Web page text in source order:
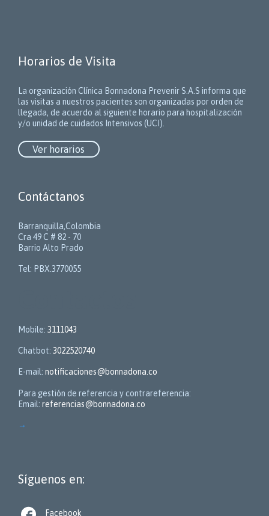
Horarios de Visita
La organización Clínica Bonnadona Prevenir S.A.S informa que
las visitas a nuestros pacientes son organizadas por orden de
llegada, de acuerdo al siguiente horario para hospitalización
y/o unidad de cuidados Intensivos (UCI).
Ver horarios
Contáctanos
Barranquilla,Colombia
Cra 49 C # 82 - 70
Barrio Alto Prado
Tel: PBX.3770055
Mobile: 3111043
Chatbot: 3022520740
E-mail: notificaciones@bonnadona.co
Para gestión de referencia y contrareferencia:
Email: referencias@bonnadona.co
→
Síguenos en:
Facebook